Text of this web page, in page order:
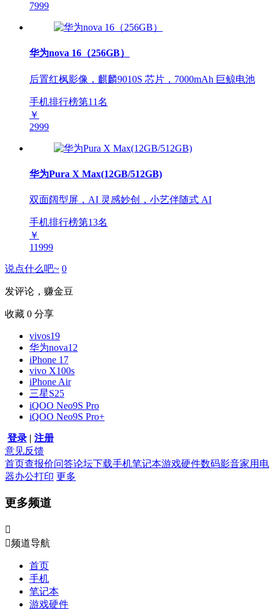
7999
华为nova 16（256GB）
后置红枫影像，麒麟9010S 芯片，7000mAh 巨鲸电池
手机排行榜第11名
￥
2999
华为Pura X Max(12GB/512GB)
双面阔型屏，AI 灵感妙创，小艺伴随式 AI
手机排行榜第13名
￥
11999
说点什么吧~ 0
发评论，赚金豆
收藏 0 分享
vivos19
华为nova12
iPhone 17
vivo X100s
iPhone Air
三星S25
iQOO Neo9S Pro
iQOO Neo9S Pro+
登录 | 注册
意见反馈
首页查报价问答论坛下载手机笔记本游戏硬件数码影音家用电
器办公打印 更多
更多频道

频道导航
首页
手机
笔记本
游戏硬件